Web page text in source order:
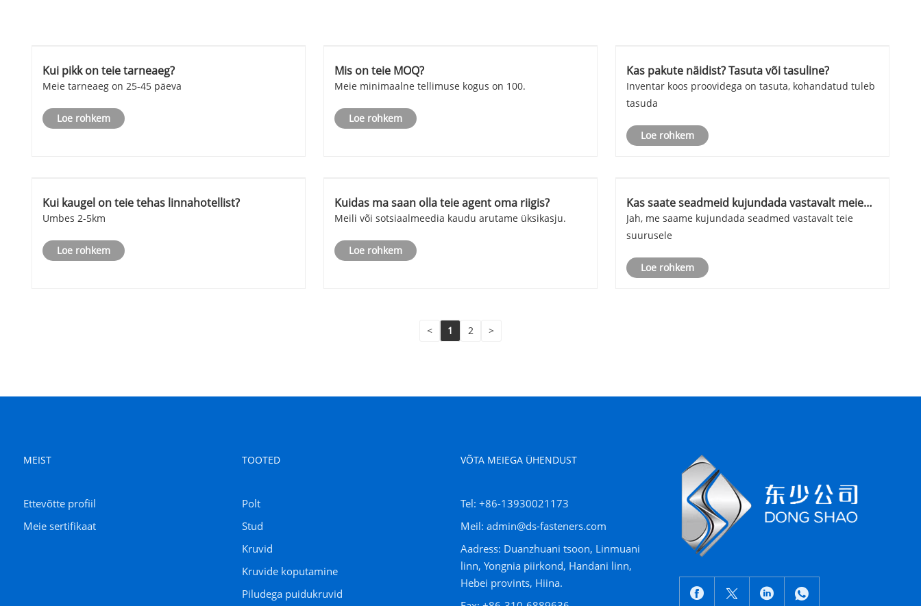
Kui pikk on teie tarneaeg?
Meie tarneaeg on 25-45 päeva
Loe rohkem
Mis on teie MOQ?
Meie minimaalne tellimuse kogus on 100.
Loe rohkem
Kas pakute näidist? Tasuta või tasuline?
Inventar koos proovidega on tasuta, kohandatud tuleb
tasuda
Loe rohkem
Kui kaugel on teie tehas linnahotellist?
Umbes 2-5km
Loe rohkem
Kuidas ma saan olla teie agent oma riigis?
Meili või sotsiaalmeedia kaudu arutame üksikasju.
Loe rohkem
Kas saate seadmeid kujundada vastavalt meie
suurusele?
Jah, me saame kujundada seadmed vastavalt teie
suurusele
Loe rohkem
< 1 2 >
MEIST
Ettevõtte profiil
Meie sertifikaat
TOOTED
Polt
Stud
Kruvid
Kruvide koputamine
Piludega puidukruvid
VÕTA MEIEGA ÜHENDUST
Tel: +86-13930021173
Meil: admin@ds-fasteners.com
Aadress: Duanzhuani tsoon, Linmuani
linn, Yongnia piirkond, Handani linn,
Hebei provints, Hiina.